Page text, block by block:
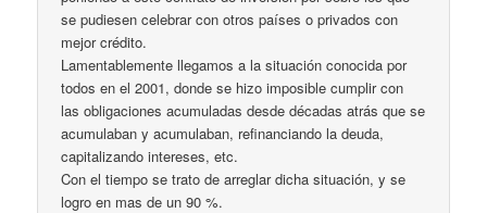
se pudiesen celebrar con otros países o privados con
mejor crédito.
Lamentablemente llegamos a la situación conocida por
todos en el 2001, donde se hizo imposible cumplir con
las obligaciones acumuladas desde décadas atrás que se
acumulaban y acumulaban, refinanciando la deuda,
capitalizando intereses, etc.
Con el tiempo se trato de arreglar dicha situación, y se
logro en mas de un 90 %.